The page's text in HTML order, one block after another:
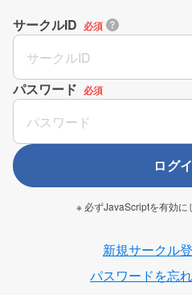
サークルID 必須
パスワード 必須
ログ
※ 必ずJavaScriptを有効に
新規サークル
パスワードを忘